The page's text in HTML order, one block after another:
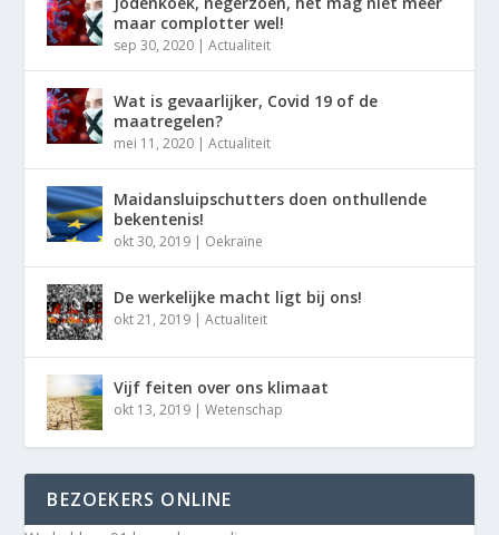
maar complotter wel!
sep 30, 2020 |Actualiteit
Wat is gevaarlijker, Covid 19 of de
maatregelen?
mei 11, 2020 |Actualiteit
Maidansluipschutters doen onthullende
bekentenis!
okt 30, 2019 | Oekraïne
De werkelijke macht ligt bij ons!
okt 21, 2019 |Actualiteit
Vijf feiten over ons klimaat
okt 13, 2019 |Wetenschap
BEZOEKERS ONLINE